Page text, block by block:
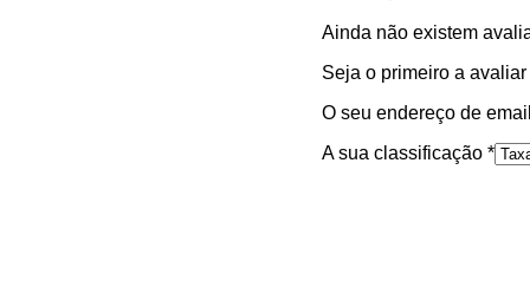
Ainda não existem
Seja o primeiro a
O seu endereço de
A sua classificação *